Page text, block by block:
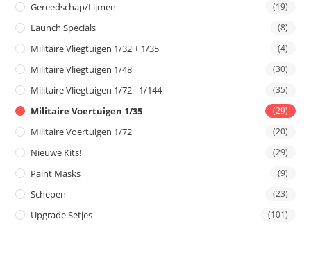
Gereedschap/Lijmen (19)
Launch Specials (8)
Militaire Vliegtuigen 1/32 + 1/35 (4)
Militaire Vliegtuigen 1/48 (30)
Militaire Vliegtuigen 1/72 - 1/144 (35)
Militaire Voertuigen 1/35 (29)
Militaire Voertuigen 1/72 (20)
Nieuwe Kits! (29)
Paint Masks (9)
Schepen (23)
Upgrade Setjes (101)